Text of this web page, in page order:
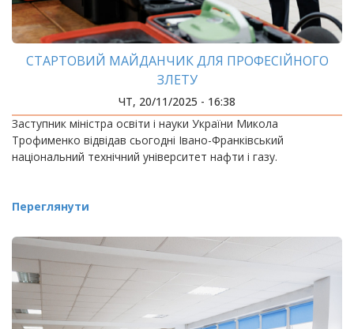
СТАРТОВИЙ МАЙДАНЧИК ДЛЯ ПРОФЕСІЙНОГО
ЗЛЕТУ
ЧТ, 20/11/2025 - 16:38
Заступник міністра освіти і науки України Микола
Трофименко відвідав сьогодні Івано-Франківський
національний технічний університет нафти і газу.
Переглянути